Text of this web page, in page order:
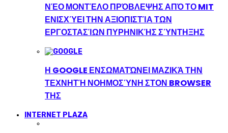
ΝΈΟ ΜΟΝΤΈΛΟ ΠΡΌΒΛΕΨΗΣ ΑΠΌ ΤΟ MIT
ΕΝΙΣΧΎΕΙ ΤΗΝ ΑΞΙΟΠΙΣΤΊΑ ΤΩΝ
ΕΡΓΟΣΤΑΣΊΩΝ ΠΥΡΗΝΙΚΉΣ ΣΎΝΤΗΞΗΣ
Η GOOGLE ΕΝΣΩΜΑΤΏΝΕΙ ΜΑΖΙΚΆ ΤΗΝ
ΤΕΧΝΗΤΉ ΝΟΗΜΟΣΎΝΗ ΣΤΟΝ BROWSER
ΤΗΣ
INTERNET PLAZA